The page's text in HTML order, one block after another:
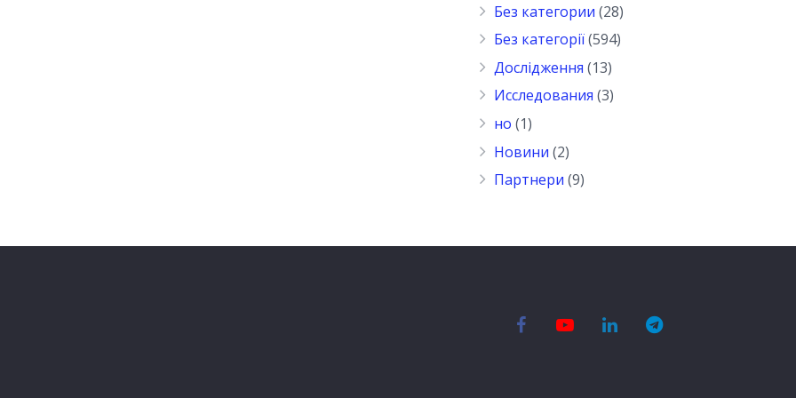
Без категории (28)
Без категорії(594)
Дослідження (13)
Исследования (3)
но (1)
Новини (2)
Партнери (9)